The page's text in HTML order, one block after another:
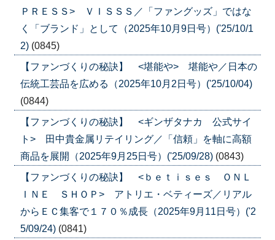
ＰＲＥＳＳ> ＶＩＳＳＳ／「ファングッズ」ではな
く「ブランド」として（2025年10月9日号）('25/10/1
2) (0845)
【ファンづくりの秘訣】 <堪能や> 堪能や／日本の
伝統工芸品を広める（2025年10月2日号）('25/10/04)
(0844)
【ファンづくりの秘訣】 <ギンザタナカ 公式サイ
ト> 田中貴金属リテイリング／「信頼」を軸に高額
商品を展開（2025年9月25日号）('25/09/28) (0843)
【ファンづくりの秘訣】 <ｂｅｔｉｓｅｓ ＯＮＬ
ＩＮＥ ＳＨＯＰ> アトリエ・ベティーズ／リアル
からＥＣ集客で１７０％成長（2025年9月11日号）('2
5/09/24) (0841)